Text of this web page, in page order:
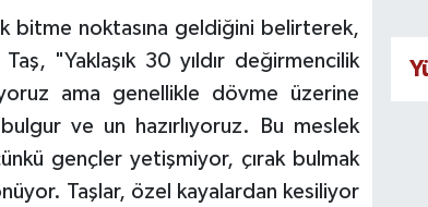
bitme noktasına geldiğini belirterek,
"Yaklaşık 30 yıldır değirmencilik
ama genellikle dövme üzerine
ve un hazırlıyoruz. Bu meslek
gençler yetişmiyor, çırak bulmak
Taşlar, özel kayalardan kesiliyor